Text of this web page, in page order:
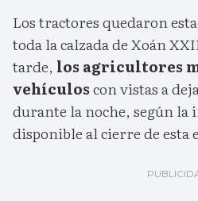
Los tractores quedaron
toda la calzada de Xoán
tarde, los agricultores
vehículoscon vistas a
durante la noche, según
disponible al cierre de esta